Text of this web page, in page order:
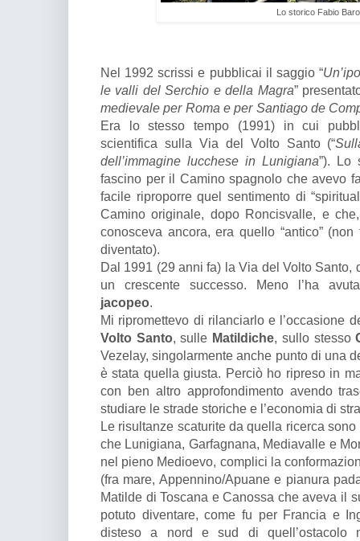
Lo storico Fabio
Nel 1992 scrissi e pubblicai il saggio “
le valli del Serchio e della Magra”
medievale per Roma e per Santiago de
Era lo stesso tempo (1991) in cui
scientifica sulla Via del Volto Santo (“
dell’immagine lucchese in Lunigiana”). Lo
fascino per il Camino spagnolo che avevo
facile riproporre quel sentimento di
Camino originale, dopo Roncisvalle, e
conosceva ancora, era quello “antico”
diventato).
Dal 1991 (29 anni fa) la Via del Volto Santo,
un crescente successo. Meno l’ha
jacopeo
Mi ripromettevo di rilanciarlo e l’occasione
Volto Santo, sulle Matildiche , sullo stesso
Vezelay, singolarmente anche punto di una
è stata quella giusta. Perciò ho ripreso in
con ben altro approfondimento avendo
studiare le strade storiche e l’economia di
Le risultanze scaturite da quella ricerca
che Lunigiana, Garfagnana, Mediavalle e
nel pieno Medioevo, complici la
(fra mare, Appennino/Apuane e pianura
Matilde di Toscana e Canossa che aveva il
potuto diventare, come fu per Francia e
disteso a nord e sud di quell’ostacolo